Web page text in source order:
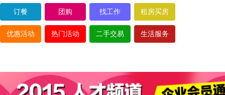
订餐 团购 找工作 租房买房
优惠活动 热门活动 二手交易 生活服务
刀，多刺味美。”它体侧扁 ...[详细]
史口烧鸡